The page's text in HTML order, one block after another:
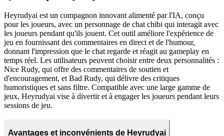
Heyrudyai est un compagnon innovant alimenté par l'IA, conçu
pour les joueurs, avec un personnage de chat chibi qui interagit avec
les joueurs pendant qu'ils jouent. Cet outil améliore l'expérience de
jeu en fournissant des commentaires en direct et de l'humour,
donnant l'impression que le chat regarde et réagit au gameplay en
temps réel. Les utilisateurs peuvent choisir entre deux personnalités :
Nice Rudy, qui offre des commentaires de soutien et
d'encouragement, et Bad Rudy, qui délivre des critiques
humoristiques et sans filtre. Compatible avec une large gamme de
jeux, Heyrudyai vise à divertir et à engager les joueurs pendant leurs
sessions de jeu.
Avantages et inconvénients de Heyrudyai